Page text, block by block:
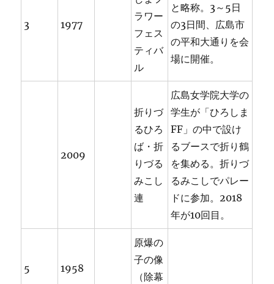
3 1977
ラワー
フェス
ティバ
ル
と略称。3～5日
の3日間、広島市
の平和大通りを会
場に開催。
2009
折りづ
るひろ
ば・折
りづる
みこし
連
広島女学院大学の
学生が「ひろしま
FF」の中で設け
るブースで折り鶴
を集める。折りづ
るみこしでパレー
ドに参加。2018
年が10回目。
5 1958
原爆の
子の像
（除幕